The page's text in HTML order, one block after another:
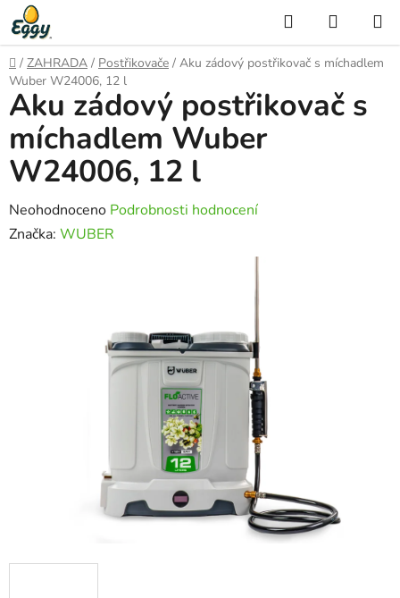
Přejít
na
obsah
Hledat
KOŠÍK
Domů
/ ZAHRADA / Postřikovače / Aku zádový postřikovač s míchadlem
Wuber W24006, 12 l
Aku zádový postřikovač s
míchadlem Wuber
W24006, 12 l
Průměrné
hodnocení
Neohodnoceno Podrobnosti hodnocení
Značka: WUBER